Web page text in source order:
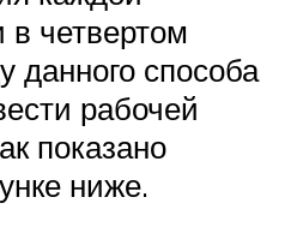
в четвертом
данного способа
рабочей
показано
ниже.